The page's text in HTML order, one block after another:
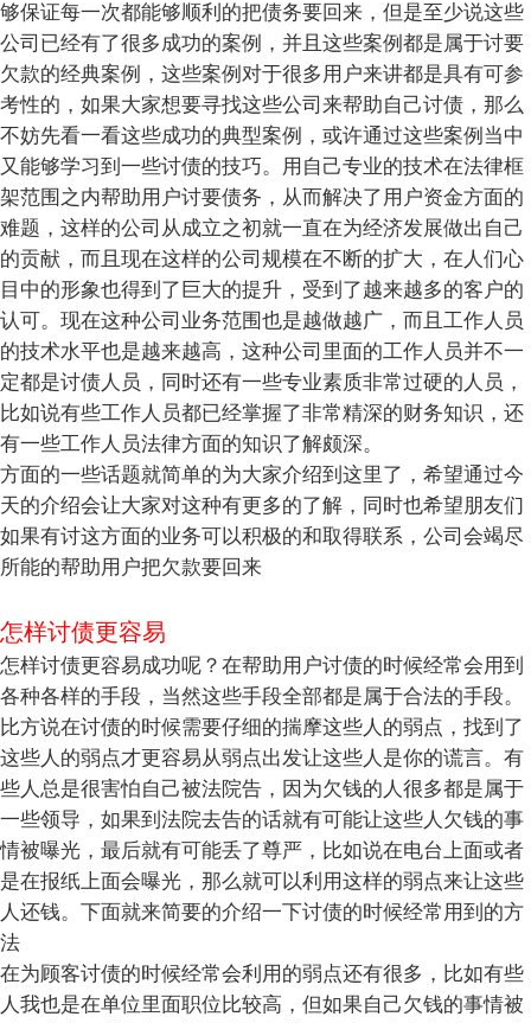
够保证每一次都能够顺利的把债务要回来，但是至少说这些
公司已经有了很多成功的案例，并且这些案例都是属于讨要
欠款的经典案例，这些案例对于很多用户来讲都是具有可参
考性的，如果大家想要寻找这些公司来帮助自己讨债，那么
不妨先看一看这些成功的典型案例，或许通过这些案例当中
又能够学习到一些讨债的技巧。用自己专业的技术在法律框
架范围之内帮助用户讨要债务，从而解决了用户资金方面的
难题，这样的公司从成立之初就一直在为经济发展做出自己
的贡献，而且现在这样的公司规模在不断的扩大，在人们心
目中的形象也得到了巨大的提升，受到了越来越多的客户的
认可。现在这种公司业务范围也是越做越广，而且工作人员
的技术水平也是越来越高，这种公司里面的工作人员并不一
定都是讨债人员，同时还有一些专业素质非常过硬的人员，
比如说有些工作人员都已经掌握了非常精深的财务知识，还
有一些工作人员法律方面的知识了解颇深。
方面的一些话题就简单的为大家介绍到这里了，希望通过今
天的介绍会让大家对这种有更多的了解，同时也希望朋友们
如果有讨这方面的业务可以积极的和取得联系，公司会竭尽
所能的帮助用户把欠款要回来
怎样讨债更容易
怎样讨债更容易成功呢？在帮助用户讨债的时候经常会用到
各种各样的手段，当然这些手段全部都是属于合法的手段。
比方说在讨债的时候需要仔细的揣摩这些人的弱点，找到了
这些人的弱点才更容易从弱点出发让这些人是你的谎言。有
些人总是很害怕自己被法院告，因为欠钱的人很多都是属于
一些领导，如果到法院去告的话就有可能让这些人欠钱的事
情被曝光，最后就有可能丢了尊严，比如说在电台上面或者
是在报纸上面会曝光，那么就可以利用这样的弱点来让这些
人还钱。下面就来简要的介绍一下讨债的时候经常用到的方
法
在为顾客讨债的时候经常会利用的弱点还有很多，比如有些
人我也是在单位里面职位比较高，但如果自己欠钱的事情被